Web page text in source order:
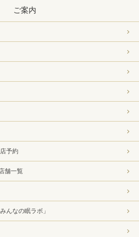
ご案内
予約
舗一覧
んなの眠ラボ」